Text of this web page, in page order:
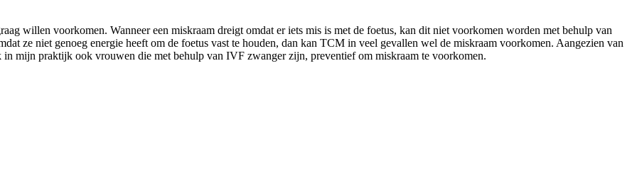
willen voorkomen. Wanneer een miskraam dreigt omdat er iets mis is met de foetus, kan dit niet voorkomen worden met behulp van
ze niet genoeg energie heeft om de foetus vast te houden, dan kan TCM in veel gevallen wel de miskraam voorkomen. Aangezien van
mijn praktijk ook vrouwen die met behulp van IVF zwanger zijn, preventief om miskraam te voorkomen.